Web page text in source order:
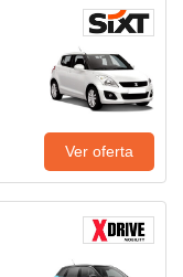
Ver oferta